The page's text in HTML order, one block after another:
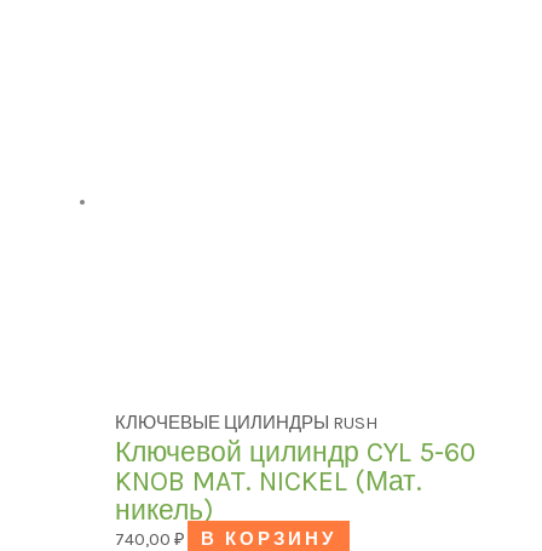
КЛЮЧЕВЫЕ ЦИЛИНДРЫ RUSH
Ключевой цилиндр CYL 5-60
KNOB MAT. NICKEL (Мат.
никель)
740,00₽
В КОРЗИНУ